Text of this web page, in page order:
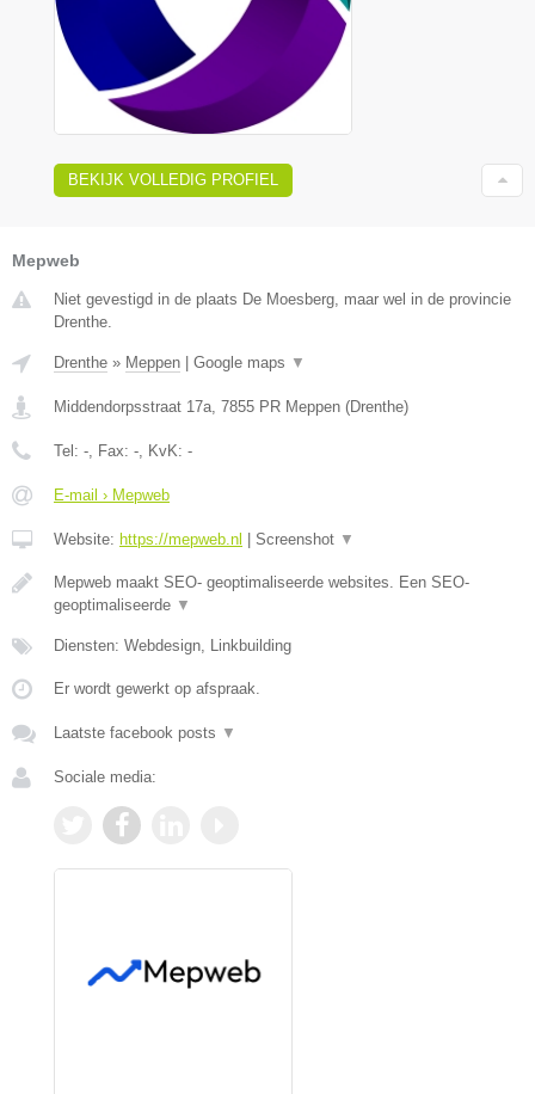
BEKIJK VOLLEDIG PROFIEL
Mepweb
Niet gevestigd in de plaats De Moesberg, maar wel in de provincie
Drenthe.
Drenthe » Meppen Google maps ▼
Middendorpsstraat 17a, 7855 PR Meppen (Drenthe)
Tel: -, Fax: -, KvK: -
E-mail › Mepweb
Website: https://mepweb.nl Screenshot ▼
Mepweb maakt SEO- geoptimaliseerde websites. Een SEO-
geoptimaliseerde ▼
Diensten: Webdesign, Linkbuilding
Er wordt gewerkt op afspraak.
Laatste facebook posts ▼
Sociale media: